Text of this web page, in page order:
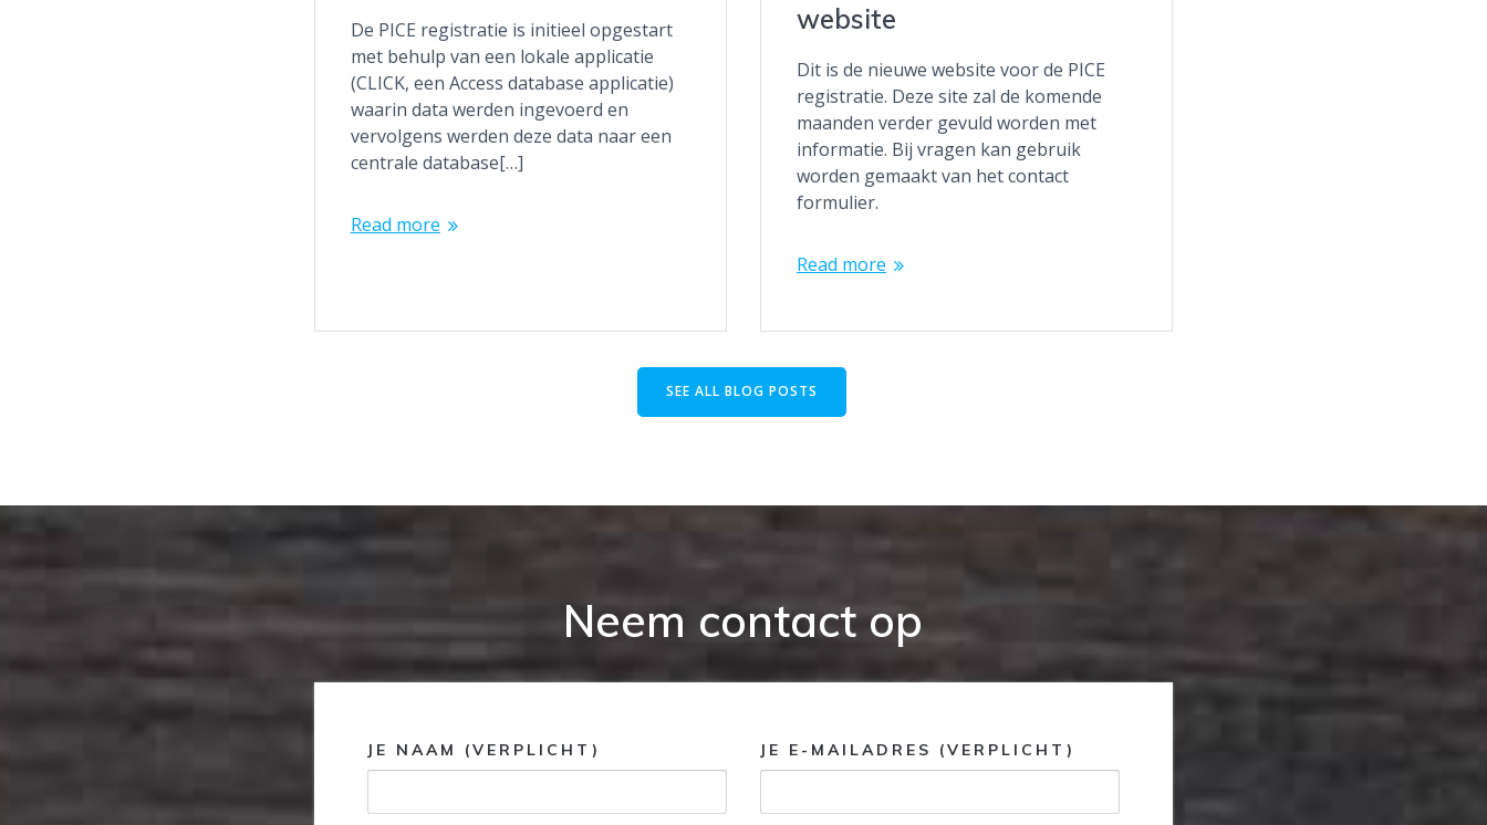
De PICE registratie is initieel opgestart
met behulp van een lokale applicatie
(CLICK, een Access database applicatie)
waarin data werden ingevoerd en
vervolgens werden deze data naar een
centrale database[…]
Read more
website
Dit is de nieuwe website voor de PICE
registratie. Deze site zal de komende
maanden verder gevuld worden met
informatie. Bij vragen kan gebruik
worden gemaakt van het contact
formulier.
Read more
SEE ALL BLOG POSTS
Neem contact op
JE NAAM (VERPLICHT) JE E-MAILADRES (VERPLICHT)